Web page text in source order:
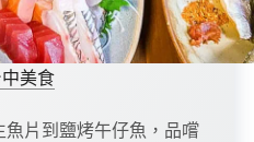
美食
片到鹽烤午仔魚，品嚐